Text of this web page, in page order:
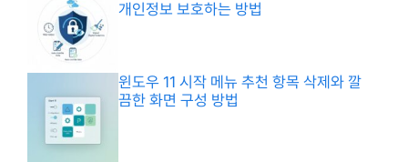
개인정보 보호하는 방법
윈도우 11 시작 메뉴 추천 항목 삭제와 깔
끔한 화면 구성 방법